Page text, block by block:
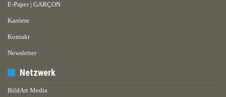
E-Paper | GARÇON
Karriere
Kontakt
Newsletter
Netzwerk
BildArt Media